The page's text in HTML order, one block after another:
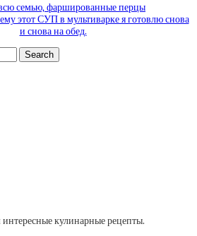
семью, фаршированные перцы
этот СУП в мультиварке я готовлю снова
и снова на обед.
кулинарные рецепты.